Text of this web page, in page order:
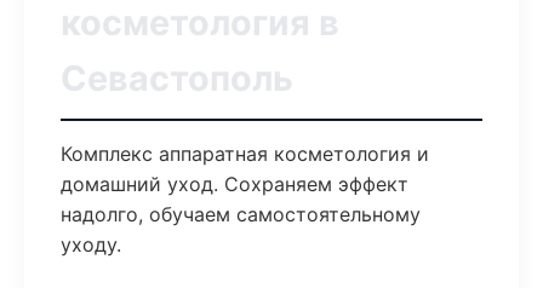
косметология в
Севастополь
Комплекс аппаратная косметология и
домашний уход. Сохраняем эффект
надолго, обучаем самостоятельному
уходу.